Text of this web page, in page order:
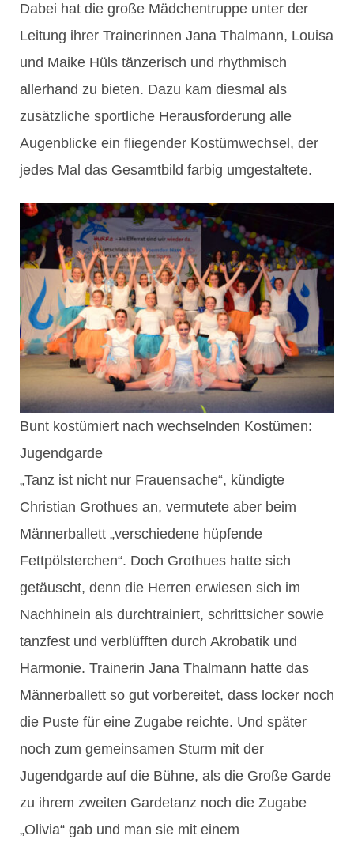
Dabei hat die große Mädchentruppe unter der
Leitung ihrer Trainerinnen Jana Thalmann, Louisa
und Maike Hüls tänzerisch und rhythmisch
allerhand zu bieten. Dazu kam diesmal als
zusätzliche sportliche Herausforderung alle
Augenblicke ein fliegender Kostümwechsel, der
jedes Mal das Gesamtbild farbig umgestaltete.
Bunt kostümiert nach wechselnden Kostümen:
Jugendgarde
„Tanz ist nicht nur Frauensache“, kündigte
Christian Grothues an, vermutete aber beim
Männerballett „verschiedene hüpfende
Fettpölsterchen“. Doch Grothues hatte sich
getäuscht, denn die Herren erwiesen sich im
Nachhinein als durchtrainiert, schrittsicher sowie
tanzfest und verblüfften durch Akrobatik und
Harmonie. Trainerin Jana Thalmann hatte das
Männerballett so gut vorbereitet, dass locker noch
die Puste für eine Zugabe reichte. Und später
noch zum gemeinsamen Sturm mit der
Jugendgarde auf die Bühne, als die Große Garde
zu ihrem zweiten Gardetanz noch die Zugabe
„Olivia“ gab und man sie mit einem